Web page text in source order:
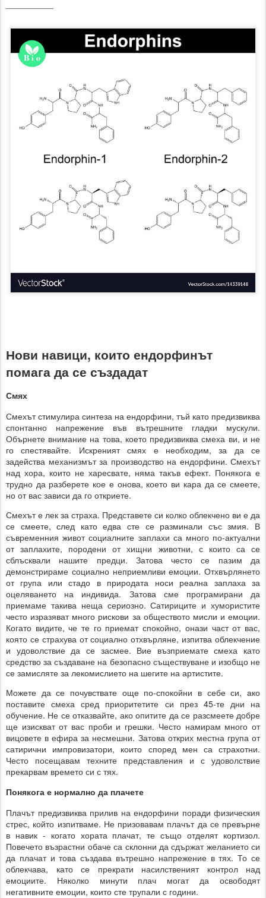
Нови навици, които ендорфинът
помага да се създадат
Смях
Смехът стимулира синтеза на ендорфини, тъй като предизвиква
спонтанно напрежение във вътрешните гладки мускули.
Обърнете внимание на това, което предизвиква смеха ви, и не
го спестявайте. Искреният смях е необходим, за да се
задейства механизмът за производство на ендорфини. Смехът
над хора, които не харесвате, няма такъв ефект. Понякога е
трудно да разберете кое е онова, което ви кара да се смеете,
но от вас зависи да го откриете.
Смехът е лек за страха. Представете си колко облекчено ви е да
се смеете, след като едва сте се разминали със змия. В
съвременния живот социалните заплахи са много по-актуални
от заплахите, породени от хищни животни, с които са се
сблъсквали нашите предци. Затова често се пазим да
демонстрираме социално неприемливи емоции. Отхвърлянето
от група или стадо в природата носи реална заплаха за
оцеляването на индивида. Затова сме програмирани да
приемаме такива неща сериозно. Сатириците и хумористите
често изразяват много рискови за обществото мисли и емоции.
Когато видите, че те го приемат спокойно, онази част от вас,
която се страхува от социално отхвърляне, изпитва облекчение
и удоволствие да се засмее. Вие възприемате смеха като
средство за създаване на безопасно съществуване и изобщо не
се замисляте за лекомислието на шегите на артистите.
Можете да се почувствате още по-спокойни в себе си, ако
поставите смеха сред приоритетите си през 45-те дни на
обучение. Не се отказвайте, ако опитите да се разсмеете добре
ще изискват от вас проби и грешки. Често намирам много от
вицовете в ефира за несмешни. Затова открих местна група от
сатирични импровизатори, които според мен са страхотни.
Често посещавам техните представления и с удоволствие
прекарвам времето си с тях.
Понякога е нормално да плачете
Плачът предизвиква прилив на ендорфини поради физическия
стрес, който изпитваме. Не призовавам плачът да се превърне
в навик - когато хората плачат, те също отделят кортизол.
Повечето възрастни обаче са склонни да сдържат желанието си
да плачат и това създава вътрешно напрежение в тях. То се
облекчава, като се прекрати насилственият контрол над
емоциите. Няколко минути плач могат да освободят
негативните емоции, които сте трупали с години.